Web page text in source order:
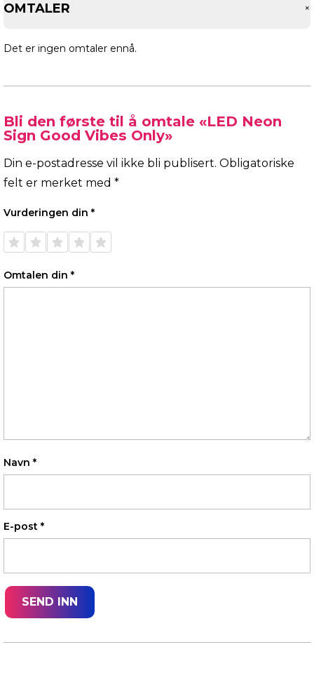
OMTALER +
Det er ingen omtaler ennå.
Bli den første til å omtale «LED Neon
Sign Good Vibes Only»
Din e-postadresse vil ikke bli publisert. Obligatoriske
felt er merket med *
Vurderingen din *
1 av 5
stjerner
2 av 5
stjerner
3 av 5
stjerner
4 av 5
stjerner
5 av 5
stjerner
Omtalen din *
Navn *
E-post *